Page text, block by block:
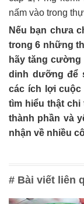
nấm vào trong
Nếu bạn chưa
trong 6 những
hãy tăng
dinh dưỡng để
các ích lợi cuộc
tìm hiểu thật
thành phần và
nhận về nhiều
# Bài viết liên